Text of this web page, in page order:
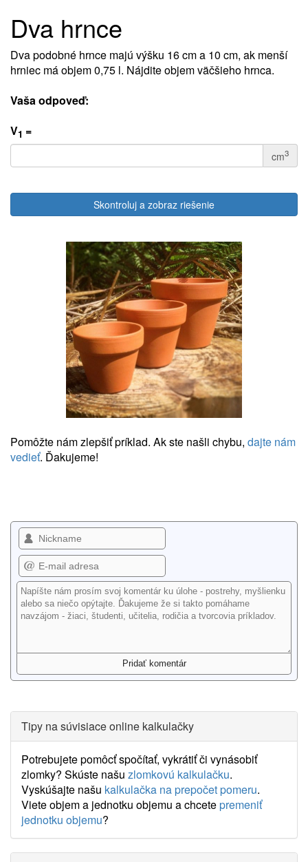
Dva hrnce
Dva podobné hrnce majú výšku 16 cm a 10 cm, ak menší
hrniec má objem 0,75 l. Nájdite objem väčšieho hrnca.
Vaša odpoveď:
V1 =
cm3
Skontroluj a zobraz riešenie
Pomôžte nám zlepšiť príklad. Ak ste našli chybu, dajte nám
vedieť. Ďakujeme!
Tipy na súvisiace online kalkulačky
Potrebujete pomôcť spočítať, vykrátiť či vynásobiť
zlomky? Skúste našu zlomkovú kalkulačku.
Vyskúšajte našu kalkulačka na prepočet pomeru.
Viete objem a jednotku objemu a chcetepremeniť
jednotku objemu?